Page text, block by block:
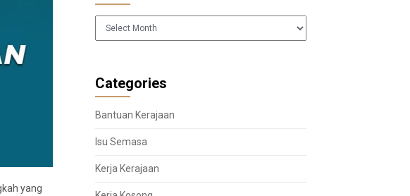
yang
Arkib
Categories
Bantuan Kerajaan
Isu Semasa
Kerja Kerajaan